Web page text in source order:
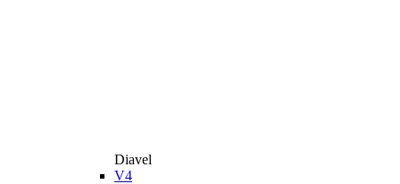
Diavel
V4